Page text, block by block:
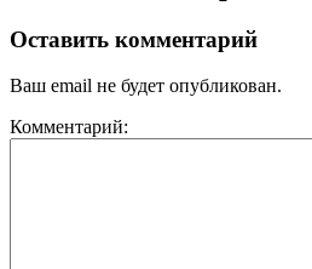
Оставить комментарий
Ваш email не будет опубликован.
Комментарий: